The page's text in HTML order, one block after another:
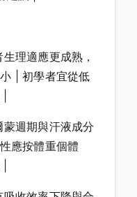
理適應更成熟，
| 初學者宜從低
週期與汗液成分
應按體重個體